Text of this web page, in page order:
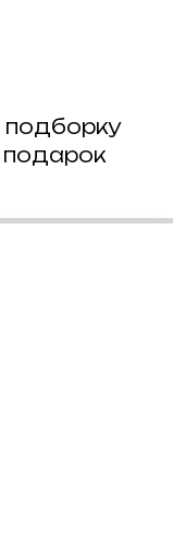
подборку
подарок